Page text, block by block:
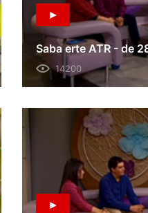
Saba erte ATR - de
14200